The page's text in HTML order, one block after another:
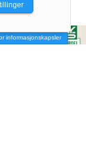
informasjonskapsler